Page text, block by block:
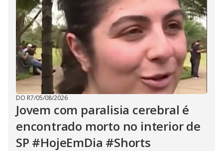
DO R7/05/08/2026
Jovem com paralisia cerebral é
encontrado morto no interior de
SP #HojeEmDia #Shorts